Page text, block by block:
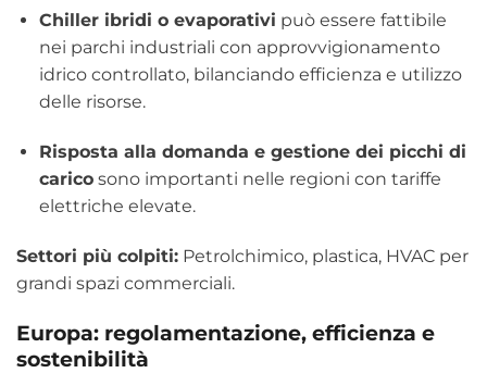
Chiller ibridi o evaporativi può essere fattibile
nei parchi industriali con approvvigionamento
idrico controllato, bilanciando efficienza e utilizzo
delle risorse.
Risposta alla domanda e gestione dei picchi di
caricosono importanti nelle regioni con tariffe
elettriche elevate.
Settori più colpiti: Petrolchimico, plastica, HVAC per
grandi spazi commerciali.
Europa: regolamentazione, efficienza e
sostenibilità